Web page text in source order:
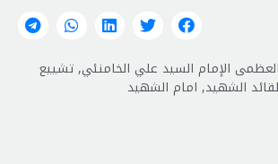
العظمى الإمام السيد علي الخامنئي,تشييع
الشهيد, امام الشهيد